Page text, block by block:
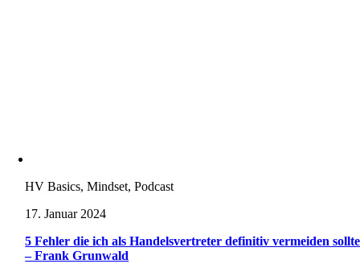
HV Basics, Mindset, Podcast
17. Januar 2024
5 Fehler die ich als Handelsvertreter definitiv vermeiden sollte
– Frank Grunwald